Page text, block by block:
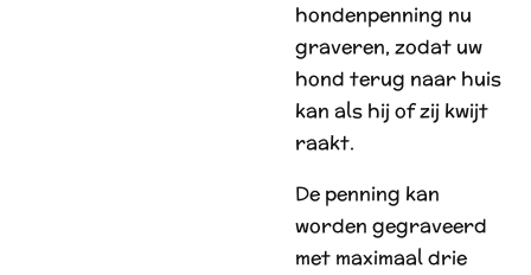
hondenpenning nu
graveren, zodat uw
hond terug naar huis
kan als hij of zij kwijt
raakt.
De penning kan
worden gegraveerd
met maximaal drie